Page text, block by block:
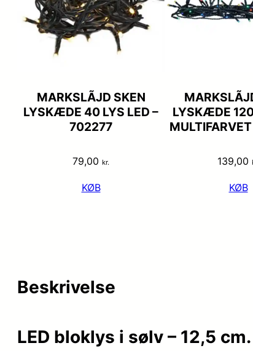
MARKSLÃJD SKEN
LYSKÆDE 40 LYS LED –
702277
79,00 kr.
KØB
LYSKÆDE
139,00
KØB
Beskrivelse
LED bloklys i sølv – 12,5